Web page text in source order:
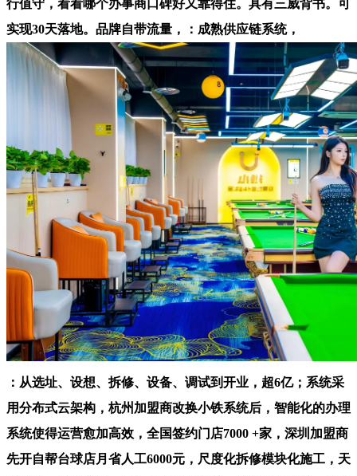
行值守，看看哪个办事商口碑好又靠得住。具有三威背书。可
实现30天落地。品牌自带流量，：成熟供应链系统，
：从选址、设想、拆修、设备、调试到开业，超6亿；系统采
用分布式云架构，杭州加盟商改换小铁系统后，智能化的办理
系统使得运营愈加高效，全国签约门店7000 +家，深圳加盟商
先开自帮台球店月省人工6000元，尺度化拆修模块化施工，天